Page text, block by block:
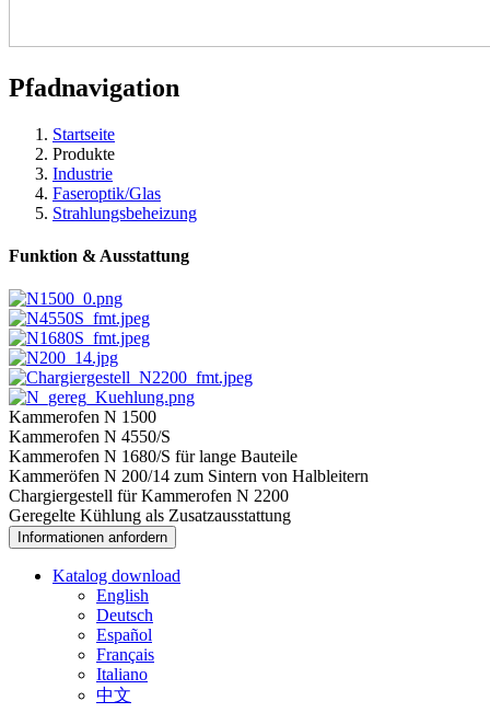
Pfadnavigation
Startseite
Produkte
Industrie
Faseroptik/Glas
Strahlungsbeheizung
Funktion & Ausstattung
Kammerofen N 1500
Kammerofen N 4550/S
Kammerofen N 1680/S für lange Bauteile
Kammeröfen N 200/14 zum Sintern von Halbleitern
Chargiergestell für Kammerofen N 2200
Geregelte Kühlung als Zusatzausstattung
Informationen anfordern
Katalog download
English
Deutsch
Español
Français
Italiano
中文